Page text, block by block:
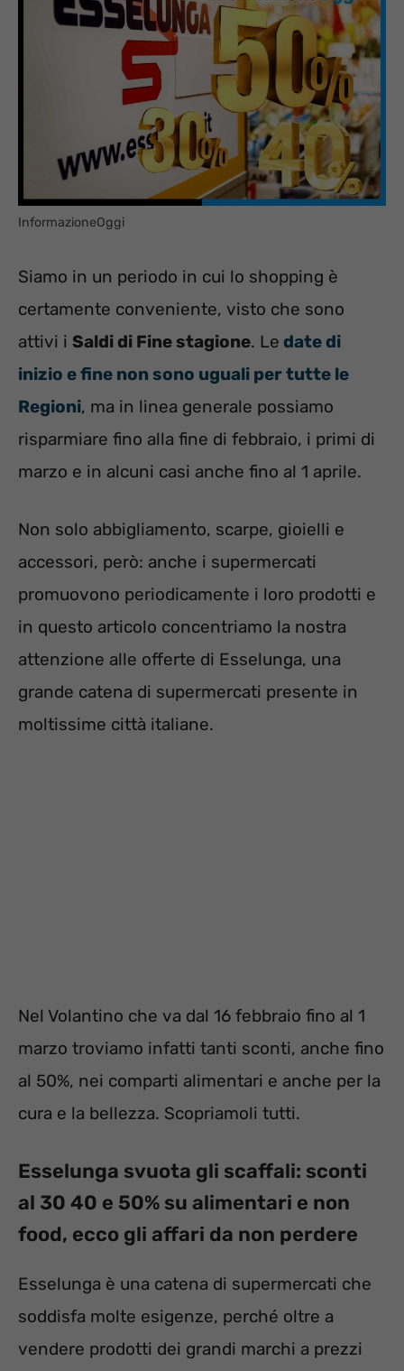
InformazioneOggi
Siamo in un periodo in cui lo shopping è
certamente conveniente, visto che sono
attivi i Saldi di Fine stagione. Le date di
inizio e fine non sono uguali per tutte le
Regioni, ma in linea generale possiamo
risparmiare fino alla fine di febbraio, i primi di
marzo e in alcuni casi anche fino al 1 aprile.
Non solo abbigliamento, scarpe, gioielli e
accessori, però: anche i supermercati
promuovono periodicamente i loro prodotti e
in questo articolo concentriamo la nostra
attenzione alle offerte di Esselunga, una
grande catena di supermercati presente in
moltissime città italiane.
Nel Volantino che va dal 16 febbraio fino al 1
marzo troviamo infatti tanti sconti, anche fino
al 50%, nei comparti alimentari e anche per la
cura e la bellezza. Scopriamoli tutti.
Esselunga svuota gli scaffali: sconti
al 30 40 e 50% su alimentari e non
food, ecco gli affari da non perdere
Esselunga è una catena di supermercati che
soddisfa molte esigenze, perché oltre a
vendere prodotti dei grandi marchi a prezzi